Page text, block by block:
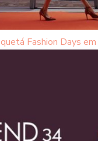
Fashion Days em